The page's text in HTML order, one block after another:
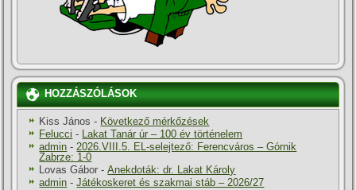
HOZZÁSZÓLÁSOK
Kiss János - Következő mérkőzések
Felucci -
Lakat Tanár úr – 100 év történelem
admin - 2026.VIII.5. EL-selejtező: Ferencváros – Górnik
Zabrze: 1-0
Lovas Gábor -Anekdoták: dr. Lakat Károly
admin -Játékoskeret és szakmai stáb – 2026/27